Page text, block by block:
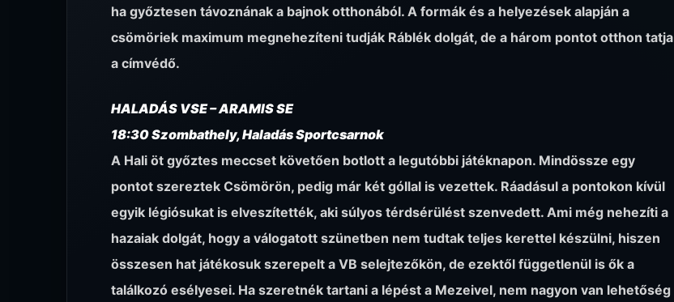
ha győztesen távoznának a bajnok otthonából. A formák és a helyezések alapján a
csömöriek maximum megnehezíteni tudják Ráblék dolgát, de a három pontot otthon tatja
a címvédő.
HALADÁS VSE – ARAMIS SE
18:30 Szombathely, Haladás Sportcsarnok
A Hali öt győztes meccset követően botlott a legutóbbi játéknapon. Mindössze egy
pontot szereztek Csömörön, pedig már két góllal is vezettek. Ráadásul a pontokon kívül
egyik légiósukat is elveszítették, aki súlyos térdsérülést szenvedett. Ami még nehezíti a
hazaiak dolgát, hogy a válogatott szünetben nem tudtak teljes kerettel készülni, hiszen
összesen hat játékosuk szerepelt a VB selejtezőkön, de ezektől függetlenül is ők a
találkozó esélyesei. Ha szeretnék tartani a lépést a Mezeivel, nem nagyon van lehetőség